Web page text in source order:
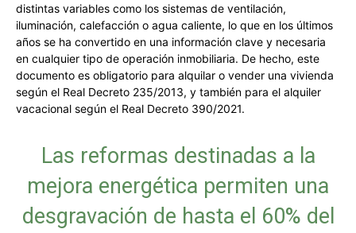
distintas variables como los sistemas de ventilación,
iluminación, calefacción o agua caliente, lo que en los últimos
años se ha convertido en una información clave y necesaria
en cualquier tipo de operación inmobiliaria. De hecho, este
documento es obligatorio para alquilar o vender una vivienda
según el Real Decreto 235/2013, y también para el alquiler
vacacional según el Real Decreto 390/2021.
Las reformas destinadas a la
mejora energética permiten una
desgravación de hasta el 60% del